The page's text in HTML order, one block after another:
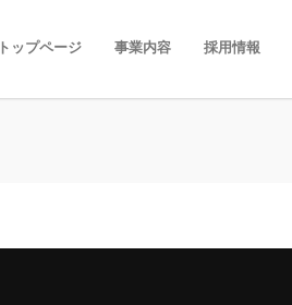
トップページ 事業内容 採用情報